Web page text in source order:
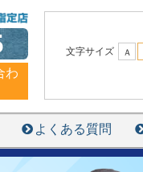
わ
文字サイズ Ａ
よくある質問